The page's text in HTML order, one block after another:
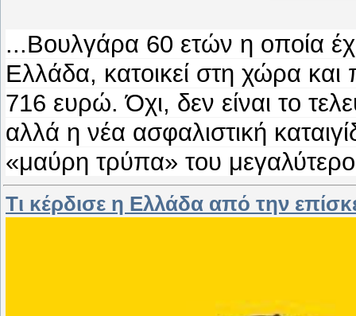
...Βουλγάρα 60 ετών η οποία
Ελλάδα, κατοικεί στη χώρα
716 ευρώ. Όχι, δεν είναι το
αλλά η νέα ασφαλιστική
«μαύρη τρύπα» του
Τι κέρδισε η Ελλάδα από την